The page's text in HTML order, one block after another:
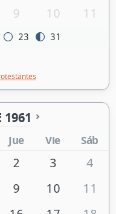
9 10 11
23 31
1961
Jue Vie Sáb
2 3
4
9 10
11